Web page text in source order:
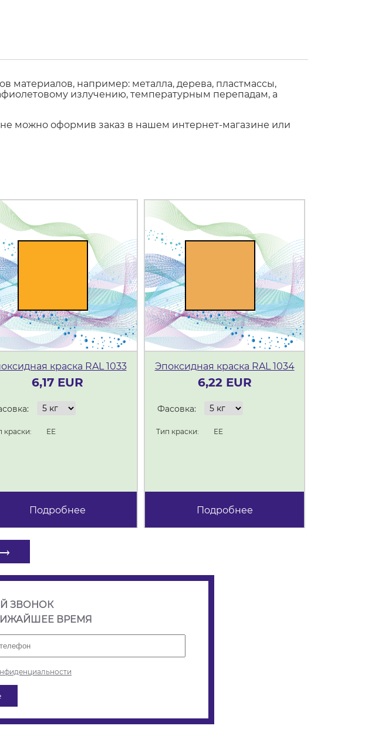
материалов, например: металла, дерева, пластмассы,
излучению, температурным перепадам, а
можно оформив заказ в нашем интернет-магазине или
краска RAL 1033
6,17 EUR
краски: ЕЕ
Подробнее
Эпоксидная краска RAL 1034
6,22 EUR
Фасовка:
Тип краски: ЕЕ
Подробнее
ЗВОНОК
ВРЕМЯ